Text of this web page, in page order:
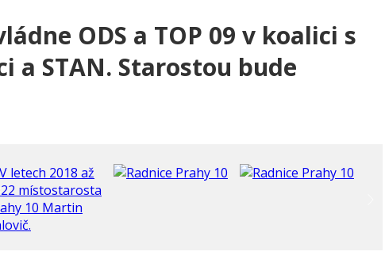
ODS a TOP 09 v koalici s
a STAN. Starostou bude